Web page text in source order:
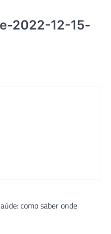
2022-12-15-
como saber onde